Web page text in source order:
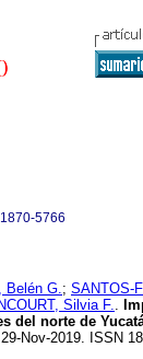
1870-5766
Belén G.; SANTOS-
Silvia F..
del norte de
Nov-2019. ISSN